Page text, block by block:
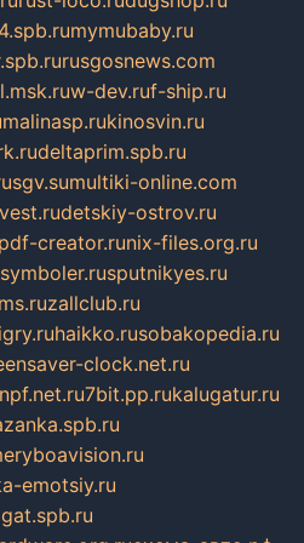
mymubaby.ru
rusgosnews.com
w-dev.ruf-ship.ru
malinasp.rukinosvin.ru
deltaprim.spb.ru
sgv.sumultiki-online.com
detskiy-ostrov.ru
pdf-creator.runix-files.org.ru
sputnikyes.ru
zallclub.ru
haikko.rusobakopedia.ru
clock.net.ru
npf.net.ru7bit.pp.rukalugatur.ru
emotsiy.ru